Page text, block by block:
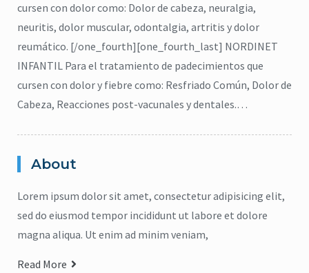
cursen con dolor como: Dolor de cabeza, neuralgia,
neuritis, dolor muscular, odontalgia, artritis y dolor
reumático. [/one_fourth][one_fourth_last] NORDINET
INFANTIL Para el tratamiento de padecimientos que
cursen con dolor y fiebre como: Resfriado Común, Dolor de
Cabeza, Reacciones post-vacunales y dentales.…
About
Lorem ipsum dolor sit amet, consectetur adipisicing elit,
sed do eiusmod tempor incididunt ut labore et dolore
magna aliqua. Ut enim ad minim veniam,
Read More